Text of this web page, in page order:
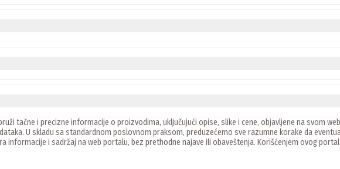
tačne i precizne informacije o proizvodima, uključujući opise, slike i cene, objavljene na svom
U skladu sa standardnom poslovnom praksom, preduzećemo sve razumne korake da
informacije i sadržaj na web portalu, bez prethodne najave ili obaveštenja. Korišćenjem ovog